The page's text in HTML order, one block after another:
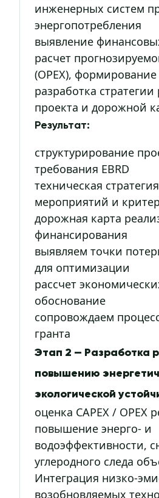
инженерных систем
энергопотребления
выявление
расчет
(OPEX),
разработка
проекта и дорожной
Результат:
структурирование
требования EBRD
техническая
мероприятий и
дорожная карта
финансирования
выявляем точки
для оптимизации
рассчет
обоснование
сопровождаем
гранта
Этап 2 — Разработка
повышению
экологической
оценка CAPEX / OPEX
повышение энерго- и
водоэффективности,
углеродного следа
Интеграция низко-
возобновляемых